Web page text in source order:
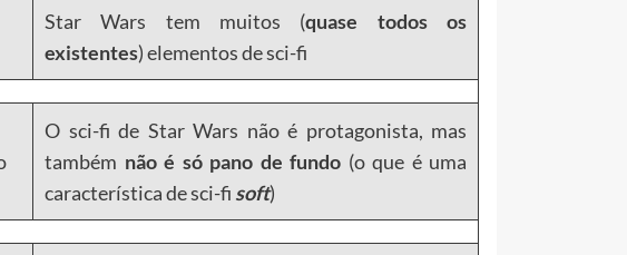
Star Wars tem muitos (quase todos os
existentes) elementos de sci-fi
O sci-fi de Star Wars não é protagonista, mas
também não é só pano de fundo (o que é uma
característica de sci-fi soft)